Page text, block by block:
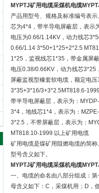
MYPTJ矿用电缆采煤机电缆
产品用型号、规格及标准编号表
芯为4*4，带半导电屏蔽层，表示
电压为0.66/1.14KV，动力线芯
0.66/1.14 3*50+1*25+2*2.5
1*25，监视线芯1*35，带金属屏
电压0.38/0.66KV，动力线芯
屏蔽监视型橡套软电缆，额定电
3*35+3*16/3+3*2.5MT818.6-
带半导电屏蔽层，表示为：
3*4，地线芯1*4，表示为：
3*2.5，不带屏蔽层，表示为：
MT818.10-1999 以上矿用电缆
矿用电缆是煤矿用阻燃电缆的简
型号含义如下。
MYPTJ矿用电缆采煤机电缆
一、电缆的命名由八部分组成：
母含义如下：C，采煤机用；D，